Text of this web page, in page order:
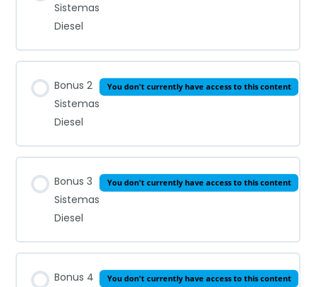
Sistemas
Diesel
Bonus 2
Sistemas
Diesel
You don't currently have access to this content
Bonus 3
Sistemas
Diesel
You don't currently have access to this content
Bonus 4
You don't currently have access to this content